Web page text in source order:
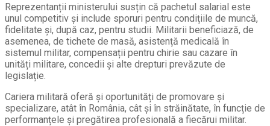
Reprezentanții ministerului susțin că pachetul salarial este
unul competitiv și include sporuri pentru condițiile de muncă,
fidelitate și, după caz, pentru studii. Militarii beneficiază, de
asemenea, de tichete de masă, asistență medicală în
sistemul militar, compensații pentru chirie sau cazare în
unități militare, concedii și alte drepturi prevăzute de
legislație.
Cariera militară oferă și oportunități de promovare și
specializare, atât în România, cât și în străinătate, în funcție de
performanțele și pregătirea profesională a fiecărui militar.